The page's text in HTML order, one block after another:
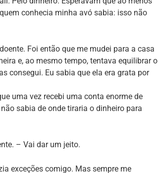
conhecia minha avó sabia: isso não
Foi então que me mudei para a casa
e, ao mesmo tempo, tentava equilibrar o
consegui. Eu sabia que ela era grata por
uma vez recebi uma conta enorme de
sabia de onde tiraria o dinheiro para
– Vai dar um jeito.
exceções comigo. Mas sempre me